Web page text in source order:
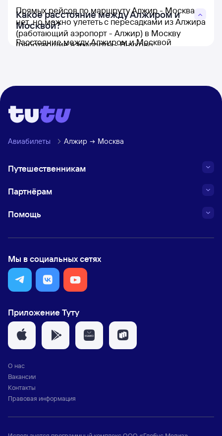
Прямых рейсов по маршруту Алжир - Москва
нет, но можно улететь с пересадками из Алжира
(работающий аэропорт - Алжир) в Москву
(работающие аэропорты - Внуково,
Какое расстояние между Алжиром и
Москвой?
Расстояние между Алжиром и Москвой
Авиабилеты Алжир Москва
Путешественникам
Партнёрам
Помощь
Мы в социальных сетях
Приложение Туту
О нас
Вакансии
Контакты
Правовая информация